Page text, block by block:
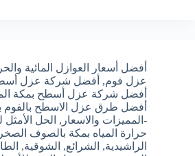
أفضل أسعار العوازل المائية
عزل فوم, أفضل شركة عزل
أفضل شركة عزل أسطح بمكة
أفضل طرق عزل الاسطح بالفوم
-المميزات والاسعار , الحل الأمثل
حرارة المياه بمكة بالصوف
الراشيدية, الشرائع, الشوقية,